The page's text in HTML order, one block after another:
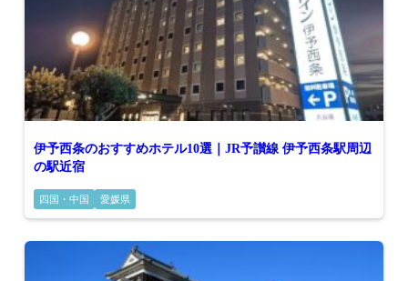
伊予西条のおすすめホテル10選｜JR予讃線 伊予西条駅周辺
の駅近宿
四国・中国 愛媛県